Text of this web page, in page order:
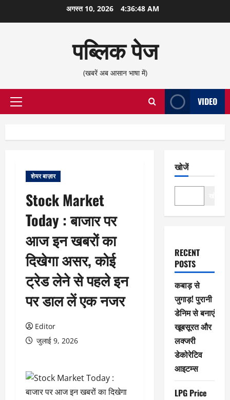
सामग्री
अगस्त 10, 2026 4:36:48 AM
पब्लिक पेज
(खबरें अब आसान भाषा में)
प्राथमिक
VIDEO
शेयर बाज़ार
Stock Market
Today : बाजार पर
आज इन खबरों का
दिखेगा असर, कोई
ट्रेड लेने से पहले इन
पर डाल लें एक नजर
Editor
जुलाई 9, 2026
खोजें
RECENT
POSTS
कबाड़ से
जुगाड़! पुरानी
डेनिम से बनाएं
खूबसूरत और
लक्जरी
डेकोरेटिव
आइटम्स
LPG Price